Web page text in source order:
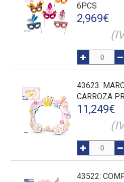
6PCS
2,969€
43623:
CARROZA
11,249€
43522: